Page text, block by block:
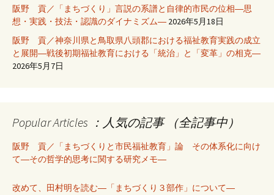
阪野 貢／「まちづくり」言説の系譜と自律的市民の位相―思
想・実践・技法・認識のダイナミズム― 2026年5月18日
阪野 貢／神奈川県と鳥取県八頭郡における福祉教育実践の成立
と展開―戦後初期福祉教育における「統治」と「変革」の相克―
2026年5月7日
Popular Articles ：人気の記事 （全記事中）
阪野 貢／「まちづくりと市民福祉教育」論 その体系化に向け
て―その哲学的思考に関する研究メモ―
改めて、田村明を読む―「まちづくり３部作」について―